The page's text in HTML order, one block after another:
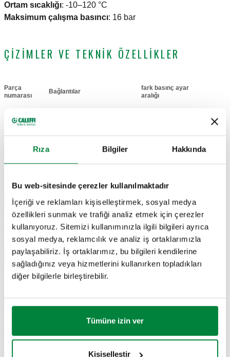
Rıza Bilgiler Hakkında
Bu web-sitesinde çerezler kullanılmaktadır
İçeriği ve reklamları kişiselleştirmek, sosyal medya
özellikleri sunmak ve trafiği analiz etmek için çerezler
kullanıyoruz. Sitemizi kullanımınızla ilgili bilgileri ayrıca
sosyal medya, reklamcılık ve analiz iş ortaklarımızla
paylaşabiliriz. İş ortaklarımız, bu bilgileri kendilerine
sağladığınız veya hizmetlerini kullanırken topladıkları
diğer bilgilerle birleştirebilir.
Tümüne izin ver
Kişiselleştir
Ortam sıcaklığı: -10–120 °C
Maksimum çalışma basıncı: 16 bar
ÇIZIMLER VE TEKNIK ÖZELLIKLER
Parça
numarası
Bağlantılar
fark basınç ayar
aralığı
140506 200–1000 mbar
DWG DXF
3B modeller
BIM
Açıklama metni Göster Kopyala
CALEFFI, 140506. Fark basınç kontrol vanası.(DPCV)
DN 65 (EN 1092-1) PN